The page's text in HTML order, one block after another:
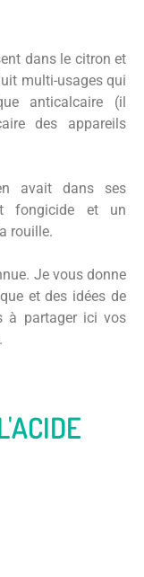
dans le citron et
multi-usages qui
anticalcaire (il
des appareils
avait dans ses
fongicide et un
rouille.
Je vous donne
et des idées de
à partager ici vos